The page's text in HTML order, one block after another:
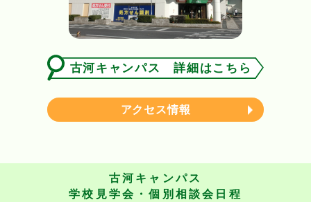
古河キャンパス 詳細はこちら
アクセス情報
古河キャンパス
学校見学会・個別相談会日程